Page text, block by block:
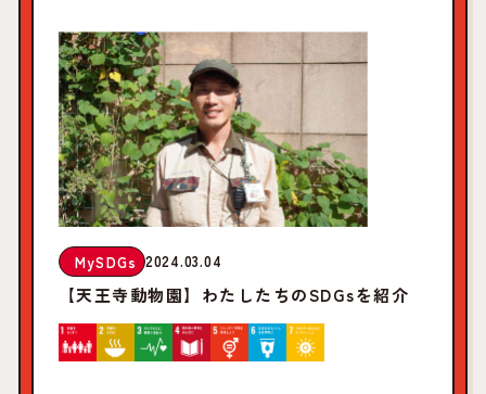
MySDGs 2024.03.04
【天王寺動物園】わたしたちのSDGsを紹介